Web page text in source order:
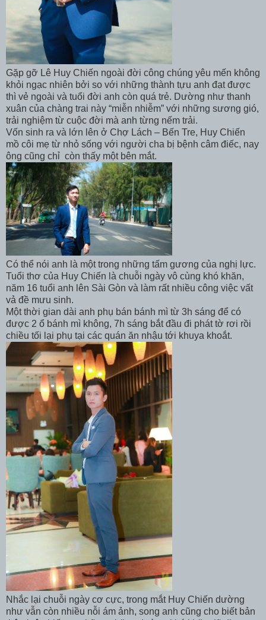
Gặp gỡ Lê Huy Chiến ngoài đời công chúng yêu mến không
khỏi ngạc nhiên bởi so với những thành tựu anh đạt được
thì vẻ ngoài và tuổi đời anh còn quá trẻ. Dường như thanh
xuân của chàng trai này “miễn nhiễm” với những sương gió,
trải nghiệm từ cuộc đời mà anh từng nếm trải.
Vốn sinh ra và lớn lên ở Chợ Lách – Bến Tre, Huy Chiến
mồ côi mẹ từ nhỏ sống với người cha bị bệnh câm điếc, nay
ông cũng chỉ còn thấy một bên mắt.
Có thể nói anh là một trong những tấm gương của nghị lực.
Tuổi thơ của Huy Chiến là chuỗi ngày vô cùng khó khăn,
năm 16 tuổi anh lên Sài Gòn và làm rất nhiều công việc vất
vả đề mưu sinh.
Một thời gian dài anh phụ bán bánh mì từ 3h sáng để có
được 2 ổ bánh mì không, 7h sáng bắt đầu đi phát tờ rơi rồi
chiều tối lại phụ tại các quán ăn nhậu tới khuya khoắt.
Nhắc lại chuỗi ngày cơ cực, trong mắt Huy Chiến dường
như vẫn còn nhiều nỗi ám ảnh, song anh cũng cho biết bản